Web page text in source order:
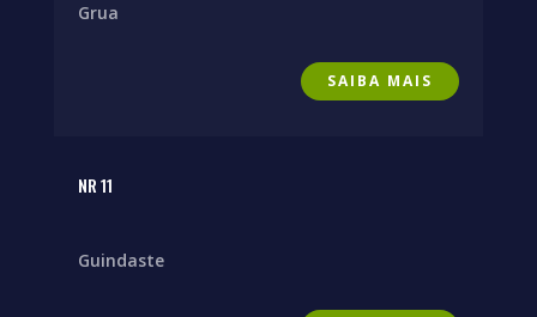
Grua
SAIBA MAIS
NR 11
Guindaste